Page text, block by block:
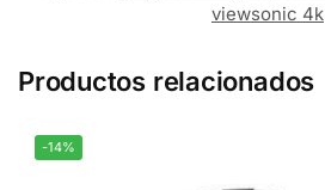
viewsonic 4k
Productos relacionados
-14%